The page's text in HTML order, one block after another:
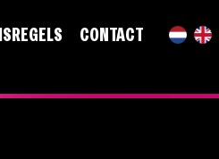
CONTACT